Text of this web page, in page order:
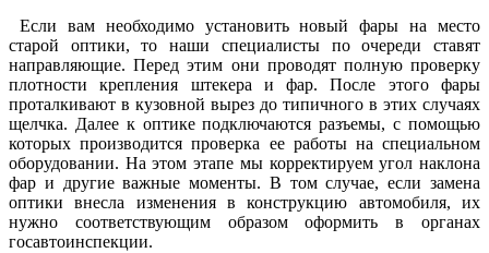
Если вам необходимо установить новый фары на место
старой оптики, то наши специалисты по очереди ставят
направляющие. Перед этим они проводят полную проверку
плотности крепления штекера и фар. После этого фары
проталкивают в кузовной вырез до типичного в этих случаях
щелчка. Далее к оптике подключаются разъемы, с помощью
которых производится проверка ее работы на специальном
оборудовании. На этом этапе мы корректируем угол наклона
фар и другие важные моменты. В том случае, если замена
оптики внесла изменения в конструкцию автомобиля, их
нужно соответствующим образом оформить в органах
госавтоинспекции.